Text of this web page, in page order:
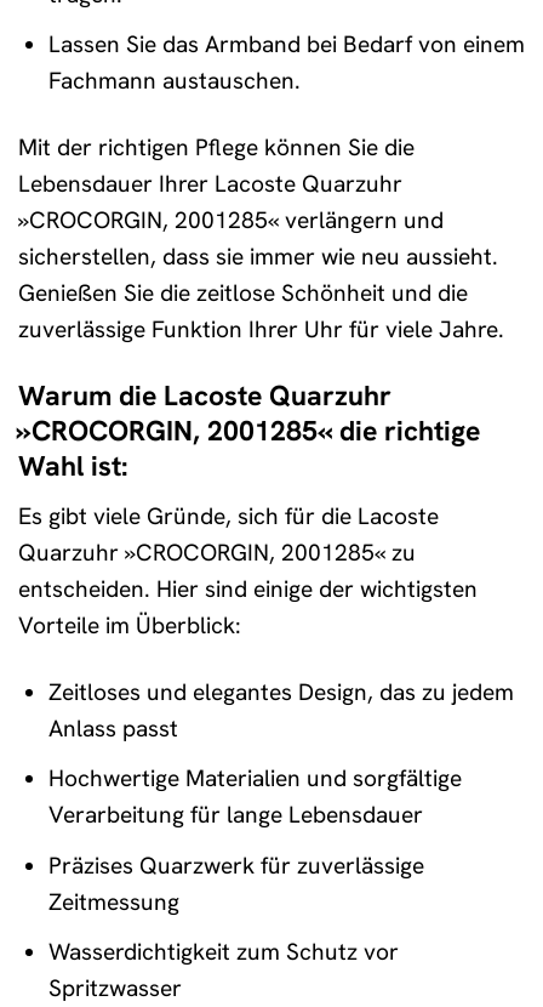
Lassen Sie das Armband bei Bedarf von einem
Fachmann austauschen.
Mit der richtigen Pflege können Sie die
Lebensdauer Ihrer Lacoste Quarzuhr
»CROCORGIN, 2001285« verlängern und
sicherstellen, dass sie immer wie neu aussieht.
Genießen Sie die zeitlose Schönheit und die
zuverlässige Funktion Ihrer Uhr für viele Jahre.
Warum die Lacoste Quarzuhr
»CROCORGIN, 2001285« die richtige
Wahl ist:
Es gibt viele Gründe, sich für die Lacoste
Quarzuhr »CROCORGIN, 2001285« zu
entscheiden. Hier sind einige der wichtigsten
Vorteile im Überblick:
Zeitloses und elegantes Design, das zu jedem
Anlass passt
Hochwertige Materialien und sorgfältige
Verarbeitung für lange Lebensdauer
Präzises Quarzwerk für zuverlässige
Zeitmessung
Wasserdichtigkeit zum Schutz vor
Spritzwasser